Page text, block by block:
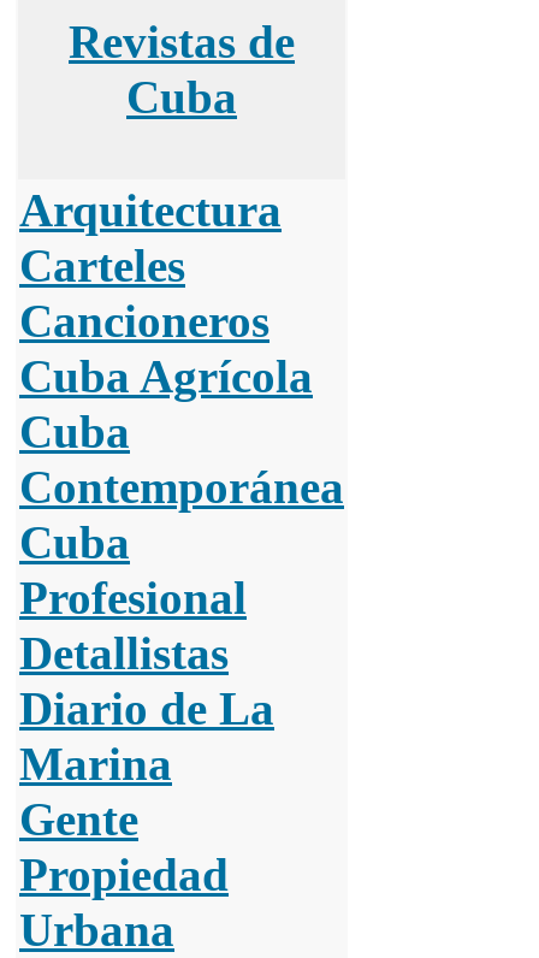
Revistas de
Cuba
Arquitectura
Carteles
Cancioneros
Cuba Agrícola
Cuba
Contemporánea
Cuba
Profesional
Detallistas
Diario de La
Marina
Gente
Propiedad
Urbana